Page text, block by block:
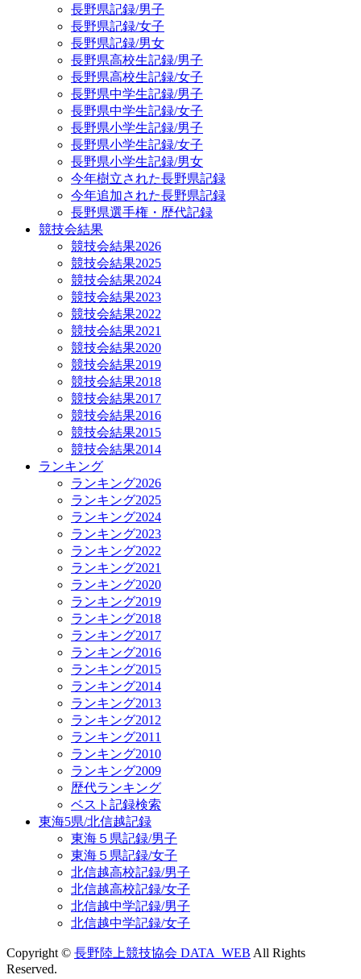
長野県記録/男子
長野県記録/女子
長野県記録/男女
長野県高校生記録/男子
長野県高校生記録/女子
長野県中学生記録/男子
長野県中学生記録/女子
長野県小学生記録/男子
長野県小学生記録/女子
長野県小学生記録/男女
今年樹立された長野県記録
今年追加された長野県記録
長野県選手権・歴代記録
競技会結果
競技会結果2026
競技会結果2025
競技会結果2024
競技会結果2023
競技会結果2022
競技会結果2021
競技会結果2020
競技会結果2019
競技会結果2018
競技会結果2017
競技会結果2016
競技会結果2015
競技会結果2014
ランキング
ランキング2026
ランキング2025
ランキング2024
ランキング2023
ランキング2022
ランキング2021
ランキング2020
ランキング2019
ランキング2018
ランキング2017
ランキング2016
ランキング2015
ランキング2014
ランキング2013
ランキング2012
ランキング2011
ランキング2010
ランキング2009
歴代ランキング
ベスト記録検索
東海5県/北信越記録
東海５県記録/男子
東海５県記録/女子
北信越高校記録/男子
北信越高校記録/女子
北信越中学記録/男子
北信越中学記録/女子
Copyright © 長野陸上競技協会 DATA_WEB All Rights
Reserved.